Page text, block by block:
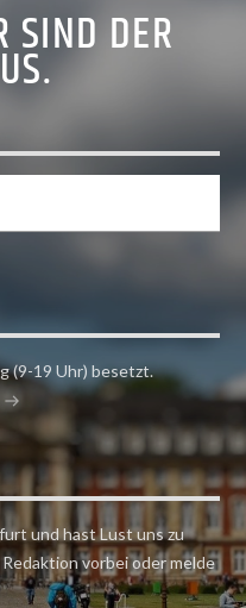
SIND DER
(9-19 Uhr) besetzt.
und hast Lust uns zu
vorbei oder melde